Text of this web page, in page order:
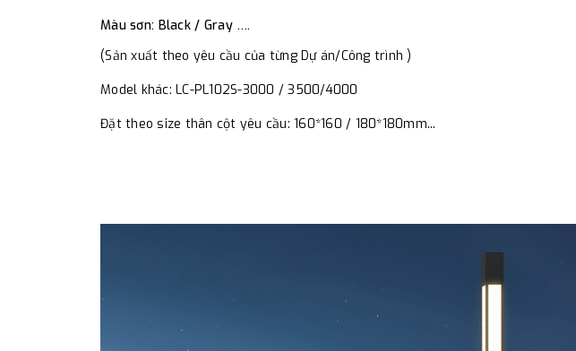
Màu sơn: Black / Gray ….
(Sản xuất theo yêu cầu của từng Dự án/Công trình )
Model khác: LC-PL102S-3000 / 3500/4000
Đặt theo size thân cột yêu cầu: 160*160 / 180*180mm...